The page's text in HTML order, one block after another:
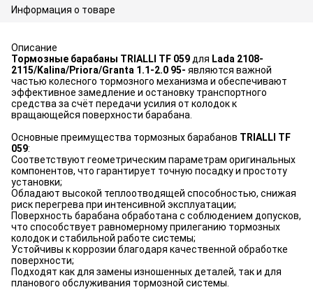
Информация о товаре
Описание
Тормозные барабаны TRIALLI TF 059 для Lada 2108-
2115/Kalina/Priora/Granta 1.1-2.0 95- являются важной
частью колесного тормозного механизма и обеспечивают
эффективное замедление и остановку транспортного
средства за счёт передачи усилия от колодок к
вращающейся поверхности барабана.
Основные преимущества тормозных барабанов TRIALLI TF
059:
Соответствуют геометрическим параметрам оригинальных
компонентов, что гарантирует точную посадку и простоту
установки;
Обладают высокой теплоотводящей способностью, снижая
риск перегрева при интенсивной эксплуатации;
Поверхность барабана обработана с соблюдением допусков,
что способствует равномерному прилеганию тормозных
колодок и стабильной работе системы;
Устойчивы к коррозии благодаря качественной обработке
поверхности;
Подходят как для замены изношенных деталей, так и для
планового обслуживания тормозной системы.